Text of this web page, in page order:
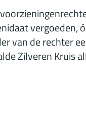
vergoeden,
van de rechter
Zilveren Kruis